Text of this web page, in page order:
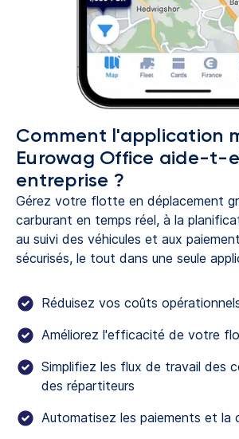
Comment l'application
Eurowag Office aide-t-
entreprise ?
Gérez votre flotte en déplacement
carburant en temps réel, à la
au suivi des véhicules et aux
sécurisés, le tout dans une seule
Réduisez vos coûts
Améliorez l'efficacité de votre
Simplifiez les flux de travail des
des répartiteurs
Automatisez les paiements et la